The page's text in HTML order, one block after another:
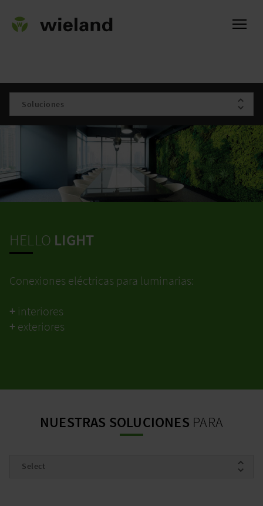
HELLO LIGHT
Conexiones eléctricas para luminarias:
+ interiores
+ exteriores
NUESTRAS SOLUCIONES PARA